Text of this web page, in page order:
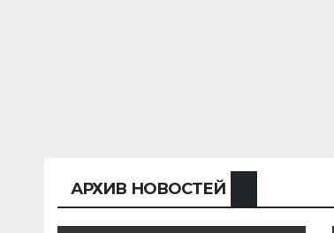
АРХИВ НОВОСТЕЙ